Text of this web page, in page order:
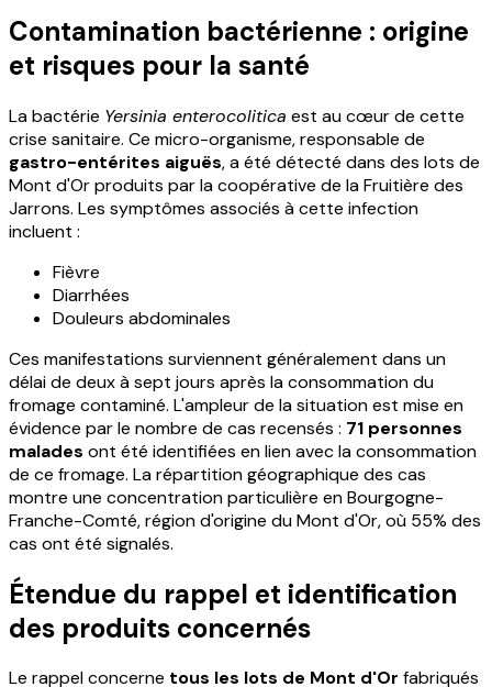
Contamination bactérienne : origine
et risques pour la santé
La bactérie Yersinia enterocolitica est au cœur de cette
crise sanitaire. Ce micro-organisme, responsable de
gastro-entérites aiguës, a été détecté dans des lots de
Mont d'Or produits par la coopérative de la Fruitière des
Jarrons. Les symptômes associés à cette infection
incluent :
Fièvre
Diarrhées
Douleurs abdominales
Ces manifestations surviennent généralement dans un
délai de deux à sept jours après la consommation du
fromage contaminé. L'ampleur de la situation est mise en
évidence par le nombre de cas recensés : 71 personnes
malades ont été identifiées en lien avec la consommation
de ce fromage. La répartition géographique des cas
montre une concentration particulière en Bourgogne-
Franche-Comté, région d'origine du Mont d'Or, où 55% des
cas ont été signalés.
Étendue du rappel et identification
des produits concernés
Le rappel concerne tous les lots de Mont d'Or fabriqués